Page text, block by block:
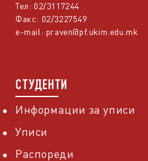
Тел: 02/3117244
Факс: 02/3227549
e-mail: praven@pf.ukim.edu.mk
СТУДЕНТИ
Информации за уписи
Уписи
Распореди